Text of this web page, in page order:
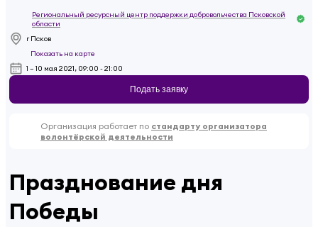
Региональный ресурсный центр поддержки добровольчества Псковской
области
г Псков
Показать на карте
1 – 10 мая 2021, 09:00 - 21:00
Подать заявку
Организация работает по стандарту организатора
волонтёрской деятельности
Празднование дня
Победы